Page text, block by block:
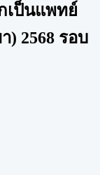
เป็นแพทย์
) 2568 รอบ